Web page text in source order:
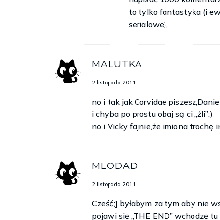
Przytaknął. Nie musiałam kończyć tego
osobą, która wiedziała o tym, że
miasteczko – Neskowin, w Oregonie, na
ojcem właściwie nie było takie złe, ale ta
Zwłaszcza to, jak wyglądała sytuacja
odwiedzał w Polsce dziadków. Później
profesor chemii, dostał propozycję pracy w
Neskowin. Ostatni miesiąc wakacji był dla
chodziliśmy na lody, pizzę i do Starbucksa,
to tylko fantastyka (i
serialowe),
MALUTKA
2 listopada 2011
no i tak jak Corvidae
i chyba po prostu obaj są ci „źli”:)
no i Vicky fajnie,że imiona trochę
MLODAD
2 listopada 2011
Cześć;] byłabym za tym aby nie
pojawi się „THE END” wchodzę